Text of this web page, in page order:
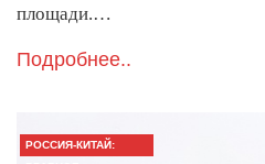
площади.…
Подробнее..
РОССИЯ-КИТАЙ: